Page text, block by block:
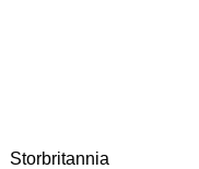
Storbritannia